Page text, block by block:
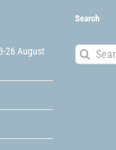
26 August
Search
Search
for: